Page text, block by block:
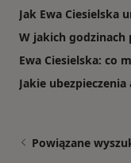
Jak Ewa Ciesielska
W jakich godzinach
Ewa Ciesielska: co
Jakie
Powiązane